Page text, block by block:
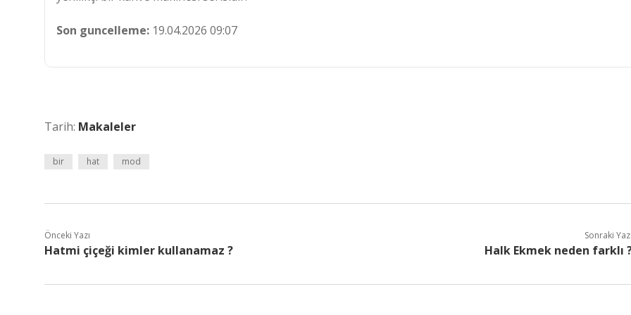
Son guncelleme: 19.04.2026 09:07
Tarih: Makaleler
bir hat mod
Önceki Yazı
Hatmi çiçeği kimler kullanamaz ?
Sonraki
Halk Ekmek neden farklı